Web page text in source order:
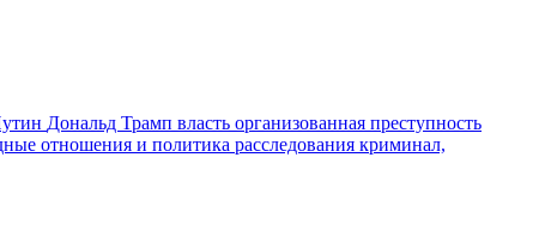
Дональд Трамп власть организованная преступность
отношения и политика расследования криминал,